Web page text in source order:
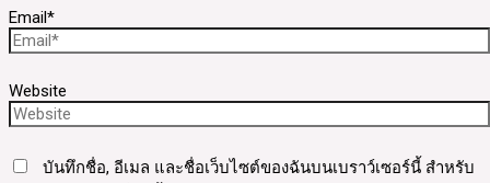
Email*
Website
บันทึกชื่อ, อีเมล และชื่อเว็บไซต์ของฉันบนเบราว์เซอร์นี้ สำหรับ